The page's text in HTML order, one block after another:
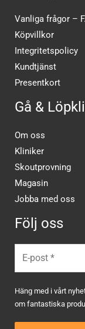
Vanliga frågor –
Köpvillkor
Integritetspolicy
Kundtjänst
Presentkort
Gå &
Om oss
Kliniker
Skoutprovning
Magasin
Jobba med oss
Följ oss
Häng med i vårt
om fantastiska